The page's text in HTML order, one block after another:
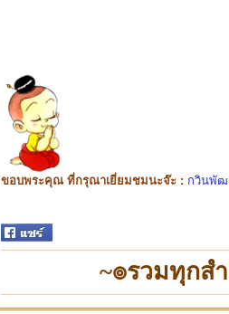
ขอบพระคุณ ที่กรุณาเยี่ยมชมนะจ๊ะ : กวินพั
~๏รวมทุกส